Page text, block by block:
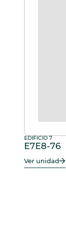
EDIFICIO 7
E7E8-76
Ver unidad